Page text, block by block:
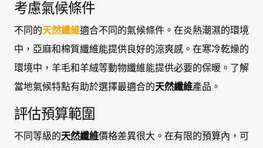
考慮氣候條件
不同的天然纖維適合不同的氣候條件。在炎熱潮濕的環境
中，亞麻和棉質纖維能提供良好的涼爽感。在寒冷乾燥的
環境中，羊毛和羊絨等動物纖維能提供必要的保暖。了解
當地氣候特點有助於選擇最適合的天然纖維產品。
評估預算範圍
不同等級的天然纖維價格差異很大。在有限的預算內，可